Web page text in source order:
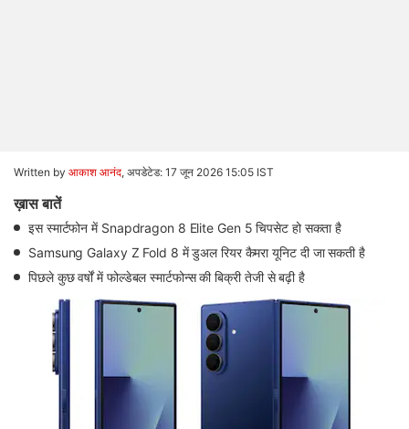
Written by आकाश आनंद, अपडेटेड: 17 जून 2026 15:05 IST
ख़ास बातें
इस स्मार्टफोन में Snapdragon 8 Elite Gen 5 चिपसेट हो सकता है
Samsung Galaxy Z Fold 8 में डुअल रियर कैमरा यूनिट दी जा सकती है
पिछले कुछ वर्षों में फोल्डेबल स्मार्टफोन्स की बिक्री तेजी से बढ़ी है